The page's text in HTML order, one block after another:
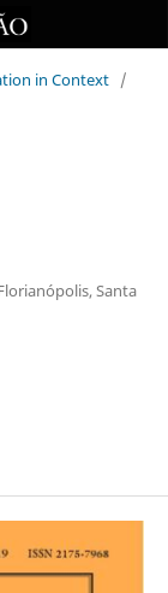
in Context /
Santa